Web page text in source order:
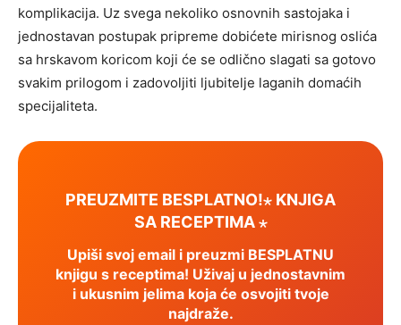
komplikacija. Uz svega nekoliko osnovnih sastojaka i
jednostavan postupak pripreme dobićete mirisnog oslića
sa hrskavom koricom koji će se odlično slagati sa gotovo
svakim prilogom i zadovoljiti ljubitelje laganih domaćih
specijaliteta.
PREUZMITE BESPLATNO!⋆ KNJIGA
SA RECEPTIMA ⋆
Upiši svoj email i preuzmi BESPLATNU
knjigu s receptima! Uživaj u jednostavnim
i ukusnim jelima koja će osvojiti tvoje
najdraže.